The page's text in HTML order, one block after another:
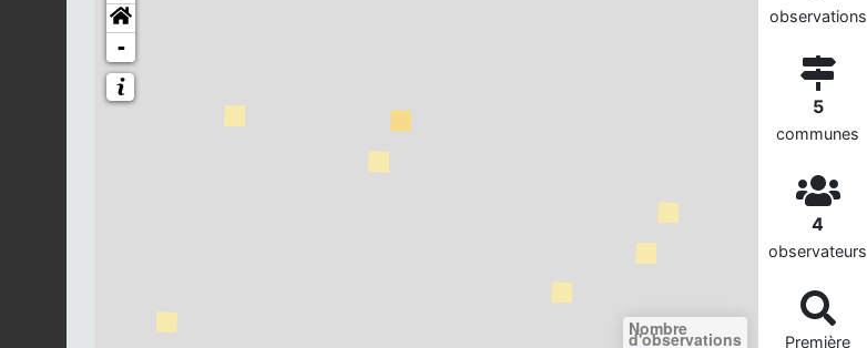
-
Nombre
d'observations
observations
5
communes
4
observateurs
Première